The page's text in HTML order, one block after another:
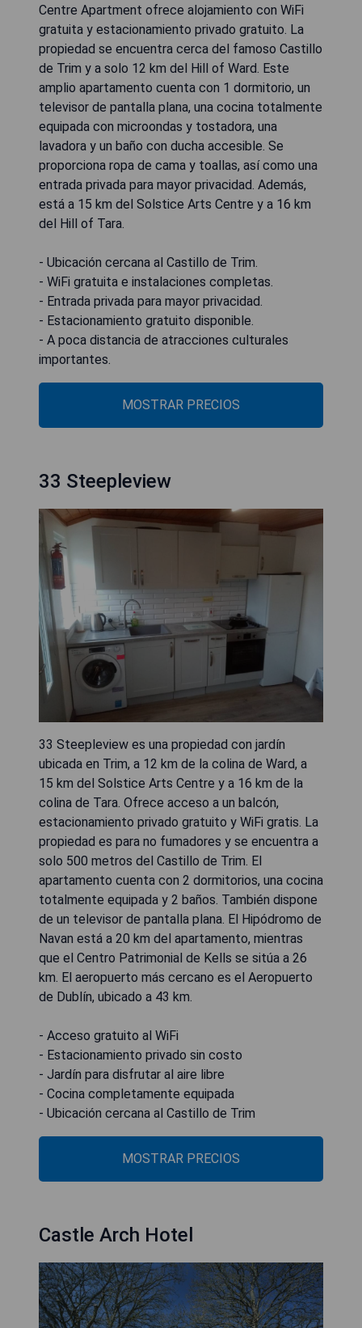
Centre Apartment ofrece alojamiento con WiFi
gratuita y estacionamiento privado gratuito. La
propiedad se encuentra cerca del famoso Castillo
de Trim y a solo 12 km del Hill of Ward. Este
amplio apartamento cuenta con 1 dormitorio, un
televisor de pantalla plana, una cocina totalmente
equipada con microondas y tostadora, una
lavadora y un baño con ducha accesible. Se
proporciona ropa de cama y toallas, así como una
entrada privada para mayor privacidad. Además,
está a 15 km del Solstice Arts Centre y a 16 km
del Hill of Tara.
- Ubicación cercana al Castillo de Trim.
- WiFi gratuita e instalaciones completas.
- Entrada privada para mayor privacidad.
- Estacionamiento gratuito disponible.
- A poca distancia de atracciones culturales
importantes.
MOSTRAR PRECIOS
33 Steepleview
33 Steepleview es una propiedad con jardín
ubicada en Trim, a 12 km de la colina de Ward, a
15 km del Solstice Arts Centre y a 16 km de la
colina de Tara. Ofrece acceso a un balcón,
estacionamiento privado gratuito y WiFi gratis. La
propiedad es para no fumadores y se encuentra a
solo 500 metros del Castillo de Trim. El
apartamento cuenta con 2 dormitorios, una cocina
totalmente equipada y 2 baños. También dispone
de un televisor de pantalla plana. El Hipódromo de
Navan está a 20 km del apartamento, mientras
que el Centro Patrimonial de Kells se sitúa a 26
km. El aeropuerto más cercano es el Aeropuerto
de Dublín, ubicado a 43 km.
- Acceso gratuito al WiFi
- Estacionamiento privado sin costo
- Jardín para disfrutar al aire libre
- Cocina completamente equipada
- Ubicación cercana al Castillo de Trim
MOSTRAR PRECIOS
Castle Arch Hotel